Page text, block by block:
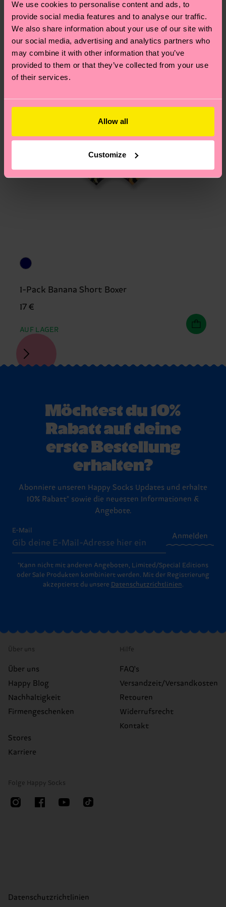
We use cookies to personalise content and ads, to
provide social media features and to analyse our traffic.
We also share information about your use of our site with
our social media, advertising and analytics partners who
may combine it with other information that you’ve
provided to them or that they’ve collected from your use
of their services.
Allow all
Customize
Polyamide, 2% Elastane
ARTIKEL 2:86% Organic cotton blend, 12%
Polyamide, 2% Elastane
ARTIKEL 3:
86% Organic cotton blend, 12%
Polyamide, 2% Elastane
deinem Land abhängt.
Du hast Fragen zu einer Retoure? In unserem
Hilfebereich im Artikel Retouren findest du die
am häufigsten gestellten Fragen.
1-Pack Banana Short Boxer
17 €
AUF LAGER
Möchtest du 10%
Rabatt auf deine
erste Bestellung
erhalten?
Abonniere unseren Happy Socks Updates und erhalte
10% Rabatt* sowie die neuesten Informationen &
Angebote.
E-Mail
Anmelden
*Kann nicht mit anderen Angeboten, Limited/Special Editions
oder Sale Produkten kombiniert werden. Mit der Registrierung
akzeptierst du unsere Datenschutzrichtlinien.
Über uns
Über uns
Happy Blog
Nachhaltigkeit
Firmengeschenken
Stores
Karriere
Hilfe
FAQ's
Versandzeit/Versandkosten
Retouren
Widerrufsrecht
Kontakt
Folge Happy Socks
Datenschutzrichtlinien